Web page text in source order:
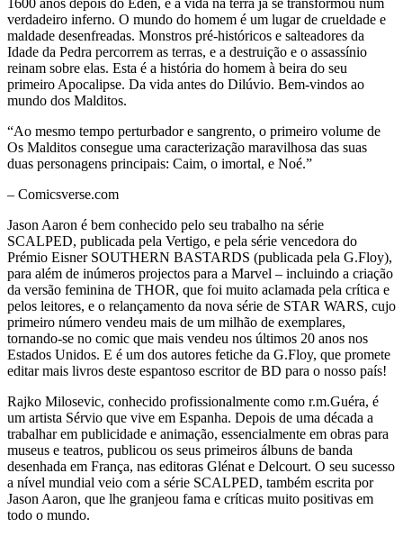
1600 anos depois do Éden, e a vida na terra já se transformou num
verdadeiro inferno. O mundo do homem é um lugar de crueldade e
maldade desenfreadas. Monstros pré-históricos e salteadores da
Idade da Pedra percorrem as terras, e a destruição e o assassínio
reinam sobre elas. Esta é a história do homem à beira do seu
primeiro Apocalipse. Da vida antes do Dilúvio. Bem-vindos ao
mundo dos Malditos.
“Ao mesmo tempo perturbador e sangrento, o primeiro volume de
Os Malditos consegue uma caracterização maravilhosa das suas
duas personagens principais: Caim, o imortal, e Noé.”
– Comicsverse.com
Jason Aaron é bem conhecido pelo seu trabalho na série
SCALPED, publicada pela Vertigo, e pela série vencedora do
Prémio Eisner SOUTHERN BASTARDS (publicada pela G.Floy),
para além de inúmeros projectos para a Marvel – incluindo a criação
da versão feminina de THOR, que foi muito aclamada pela crítica e
pelos leitores, e o relançamento da nova série de STAR WARS, cujo
primeiro número vendeu mais de um milhão de exemplares,
tornando-se no comic que mais vendeu nos últimos 20 anos nos
Estados Unidos. E é um dos autores fetiche da G.Floy, que promete
editar mais livros deste espantoso escritor de BD para o nosso país!
Rajko Milosevic, conhecido profissionalmente como r.m.Guéra, é
um artista Sérvio que vive em Espanha. Depois de uma década a
trabalhar em publicidade e animação, essencialmente em obras para
museus e teatros, publicou os seus primeiros álbuns de banda
desenhada em França, nas editoras Glénat e Delcourt. O seu sucesso
a nível mundial veio com a série SCALPED, também escrita por
Jason Aaron, que lhe granjeou fama e críticas muito positivas em
todo o mundo.